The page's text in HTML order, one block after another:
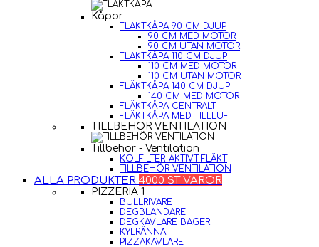
Kåpor
FLÄKTKÅPA 90 CM DJUP
90 CM MED MOTOR
90 CM UTAN MOTOR
FLÄKTKÅPA 110 CM DJUP
110 CM MED MOTOR
110 CM UTAN MOTOR
FLÄKTKÅPA 140 CM DJUP
140 CM MED MOTOR
FLÄKTKÅPA CENTRALT
FLÄKTKÅPA MED TILLLUFT
TILLBEHÖR VENTILATION
Tillbehör - Ventilation
KOLFILTER-AKTIVT-FLÄKT
TILLBEHÖR-VENTILATION
ALLA PRODUKTER 4000 ST VAROR
PIZZERIA 1
BULLRIVARE
DEGBLANDARE
DEGKAVLARE BAGERI
KYLRÄNNA
PIZZAKAVLARE